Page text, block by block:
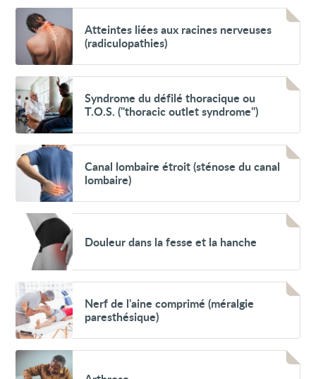
Voir
Atteintes
liées
aux
racines
(radiculopathies)
Atteintes liées aux racines nerveuses
(radiculopathies)
Voir
Syndrome
du
défilé
thoracique
T.O.S.
("thoracic
outlet
syndrome")
Syndrome du défilé thoracique ou
T.O.S. ("thoracic outlet syndrome")
Voir
Canal
lombaire
étroit
(sténose
canal
lombaire)
Canal lombaire étroit (sténose du canal
lombaire)
Voir
Douleur
dans
fesse
la
hanche
Douleur dans la fesse et la hanche
Voir
Nerf
de
l'aine
comprimé
paresthésique)
Nerf de l'aine comprimé (méralgie
paresthésique)
Voir
Arthrose